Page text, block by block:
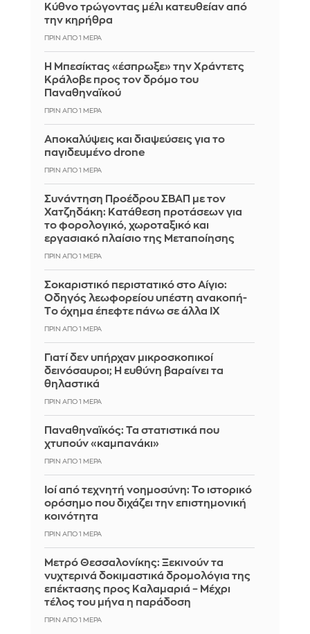
Κύθνο τρώγοντας μέλι κατευθείαν από
την κηρήθρα
ΠΡΙΝ ΑΠΌ 1 ΜΈΡΑ
Η Μπεσίκτας «έσπρωξε» την Χράντετς
Κράλοβε προς τον δρόμο του
Παναθηναϊκού
ΠΡΙΝ ΑΠΌ 1 ΜΈΡΑ
Αποκαλύψεις και διαψεύσεις για το
παγιδευμένο drone
ΠΡΙΝ ΑΠΌ 1 ΜΈΡΑ
Συνάντηση Προέδρου ΣΒΑΠ με τον
Χατζηδάκη: Κατάθεση προτάσεων για
το φορολογικό, χωροταξικό και
εργασιακό πλαίσιο της Μεταποίησης
ΠΡΙΝ ΑΠΌ 1 ΜΈΡΑ
Σοκαριστικό περιστατικό στο Αίγιο:
Οδηγός λεωφορείου υπέστη ανακοπή-
Tο όχημα έπεφτε πάνω σε άλλα ΙΧ
ΠΡΙΝ ΑΠΌ 1 ΜΈΡΑ
Γιατί δεν υπήρχαν μικροσκοπικοί
δεινόσαυροι; Η ευθύνη βαραίνει τα
θηλαστικά
ΠΡΙΝ ΑΠΌ 1 ΜΈΡΑ
Παναθηναϊκός: Τα στατιστικά που
χτυπούν «καμπανάκι»
ΠΡΙΝ ΑΠΌ 1 ΜΈΡΑ
Ιοί από τεχνητή νοημοσύνη: Το ιστορικό
ορόσημο που διχάζει την επιστημονική
κοινότητα
ΠΡΙΝ ΑΠΌ 1 ΜΈΡΑ
Μετρό Θεσσαλονίκης: Ξεκινούν τα
νυχτερινά δοκιμαστικά δρομολόγια της
επέκτασης προς Καλαμαριά – Μέχρι
τέλος του μήνα η παράδοση
ΠΡΙΝ ΑΠΌ 1 ΜΈΡΑ